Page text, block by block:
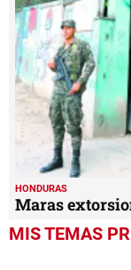
HONDURAS
Maras
MIS TEMAS